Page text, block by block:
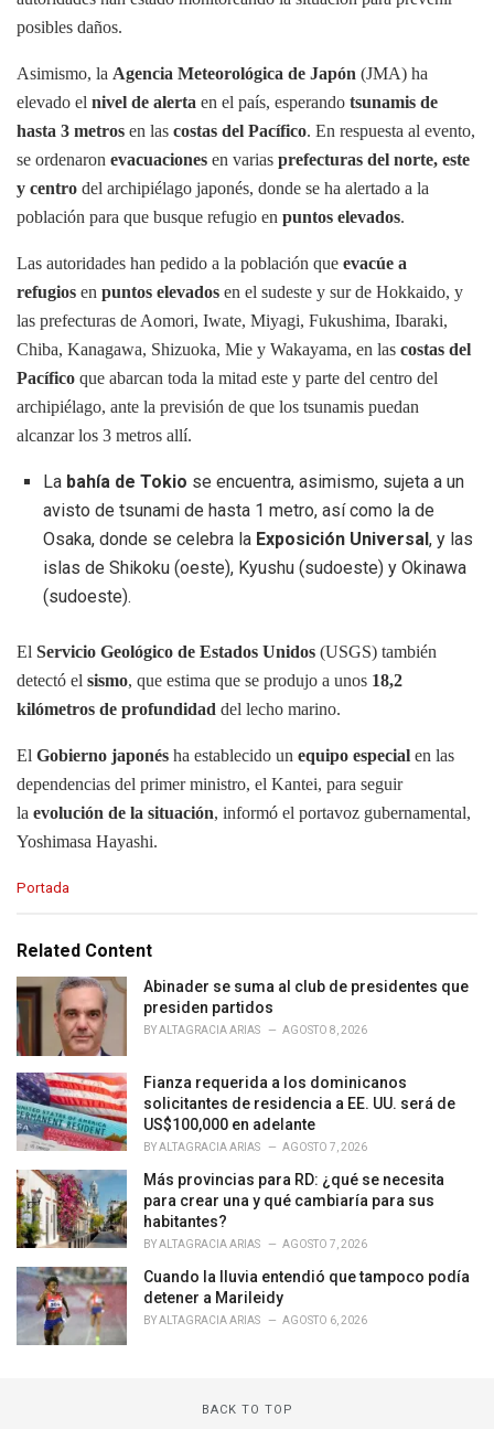
posibles daños.
Asimismo, la Agencia Meteorológica de Japón (JMA) ha
elevado el nivel de alerta en el país, esperando tsunamis de
hasta 3 metros en las costas del Pacífico. En respuesta al evento,
se ordenaron evacuaciones en varias prefecturas del norte, este
y centro del archipiélago japonés, donde se ha alertado a la
población para que busque refugio en puntos elevados.
Las autoridades han pedido a la población que evacúe a
refugios en puntos elevados en el sudeste y sur de Hokkaido, y
las prefecturas de Aomori, Iwate, Miyagi, Fukushima, Ibaraki,
Chiba, Kanagawa, Shizuoka, Mie y Wakayama, en las costas del
Pacífico que abarcan toda la mitad este y parte del centro del
archipiélago, ante la previsión de que los tsunamis puedan
alcanzar los 3 metros allí.
La bahía de Tokio se encuentra, asimismo, sujeta a un
avisto de tsunami de hasta 1 metro, así como la de
Osaka, donde se celebra la Exposición Universal, y las
islas de Shikoku (oeste), Kyushu (sudoeste) y Okinawa
(sudoeste).
El Servicio Geológico de Estados Unidos (USGS) también
detectó el sismo, que estima que se produjo a unos 18,2
kilómetros de profundidad del lecho marino.
El Gobierno japonés ha establecido un equipo especial en las
dependencias del primer ministro, el Kantei, para seguir
la evolución de la situación, informó el portavoz gubernamental,
Yoshimasa Hayashi.
C
e
o
r
i
e
:
Portada
Related Content
Abinader se suma al club de presidentes que
presiden partidos
BYALTAGRACIA ARIAS AGOSTO 8, 2026
Fianza requerida a los dominicanos
solicitantes de residencia a EE. UU. será de
US$100,000 en adelante
BYALTAGRACIA ARIAS AGOSTO 7, 2026
Más provincias para RD: ¿qué se necesita
para crear una y qué cambiaría para sus
habitantes?
BYALTAGRACIA ARIAS AGOSTO 7, 2026
Cuando la lluvia entendió que tampoco podía
detener a Marileidy
BYALTAGRACIA ARIAS AGOSTO 6, 2026
BACK TO TOP